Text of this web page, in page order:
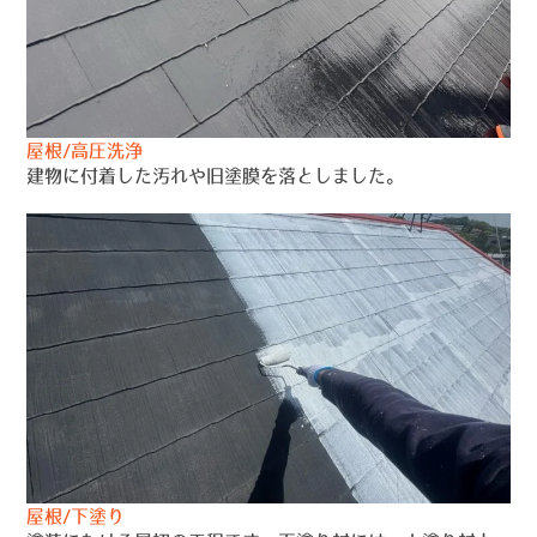
屋根/高圧洗浄
建物に付着した汚れや旧塗膜を落としました。
屋根/下塗り